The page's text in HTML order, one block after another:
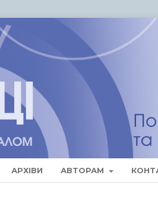
АРХІВИ АВТОРАМ